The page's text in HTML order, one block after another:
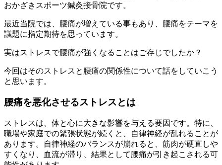
おかざきスポーツ鍼灸接骨院です。
最近当院では、腰痛が増えている事もあり、腰痛をテーマを
議題に指定期待を思っています。
実はストレスで腰痛が強くなることはご存じでしたか？
今回はそのストレスと腰痛の関係性について話をしていこう
と思います。
腰痛を悪化させるストレスとは
ストレスは、体と心に大きな影響を与える要因です。特に、
職場や家庭での緊張状態が続くと、自律神経が乱れることが
あります。自律神経のバランスが崩れると、筋肉が硬直しや
すくなり、血流が滞り、結果として腰痛が引き起こされる可